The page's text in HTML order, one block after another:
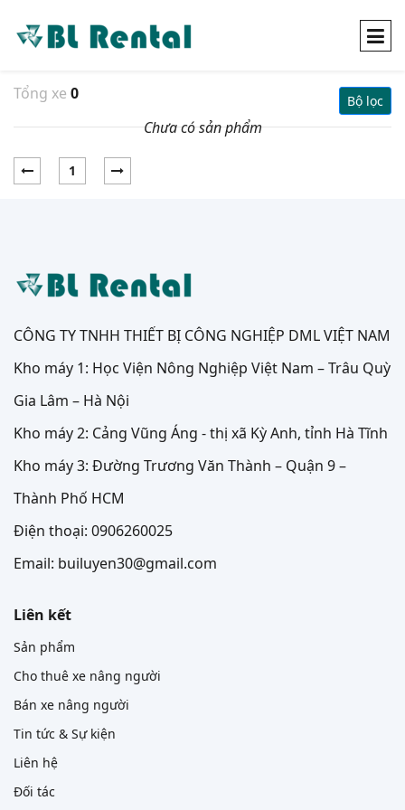
Tổng xe 0 Bộ lọc
Chưa có sản phẩm
1
CÔNG TY TNHH THIẾT BỊ CÔNG NGHIỆP DML VIỆT NAM
Kho máy 1: Học Viện Nông Nghiệp Việt Nam – Trâu Quỳ
Gia Lâm – Hà Nội
Kho máy 2: Cảng Vũng Áng - thị xã Kỳ Anh, tỉnh Hà Tĩnh
Kho máy 3: Đường Trương Văn Thành – Quận 9 –
Thành Phố HCM
Điện thoại: 0906260025
Email: builuyen30@gmail.com
Liên kết
Sản phẩm
Cho thuê xe nâng người
Bán xe nâng người
Tin tức & Sự kiện
Liên hệ
Đối tác